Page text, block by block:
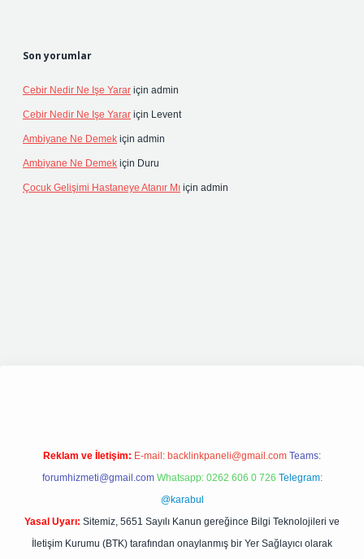
Son yorumlar
Cebir Nedir Ne Işe Yarar için admin
Cebir Nedir Ne Işe Yarar için Levent
Ambiyane Ne Demek için admin
Ambiyane Ne Demek için Duru
Çocuk Gelişimi Hastaneye Atanır Mı için admin
Reklam ve İletişim: E-mail: backlinkpaneli@gmail.com Teams:
forumhizmeti@gmail.com Whatsapp: 0262 606 0 726 Telegram:
@karabul
Yasal Uyarı: Sitemiz, 5651 Sayılı Kanun gereğince Bilgi Teknolojileri ve
İletişim Kurumu (BTK) tarafından onaylanmış bir Yer Sağlayıcı olarak